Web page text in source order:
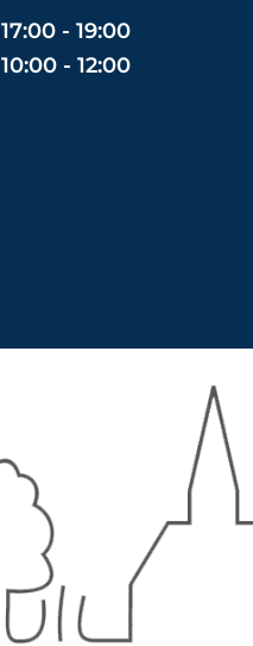
17:00 - 19:00
10:00 - 12:00